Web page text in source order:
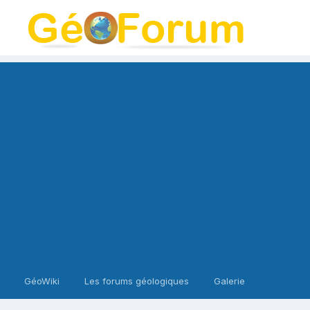
GéoWiki Les forums géologiques Galerie